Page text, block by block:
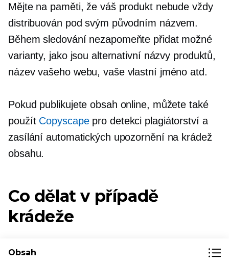
Mějte na paměti, že váš produkt nebude vždy
distribuován pod svým původním názvem.
Během sledování nezapomeňte přidat možné
varianty, jako jsou alternativní názvy produktů,
název vašeho webu, vaše vlastní jméno atd.
Pokud publikujete obsah online, můžete také
použít Copyscape pro detekci plagiátorství a
zasílání automatických upozornění na krádež
obsahu.
Co dělat v případě
krádeže
preventivní opatření, může se stát, že váš
Obsah